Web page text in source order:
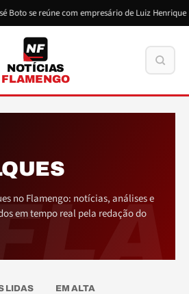
Boto se reúne com empresário de Luiz Henrique
NF
NOTÍCIAS
FLAMENGO
no Flamengo: notícias, análises e
em tempo real pela redação do
LIDAS EM ALTA